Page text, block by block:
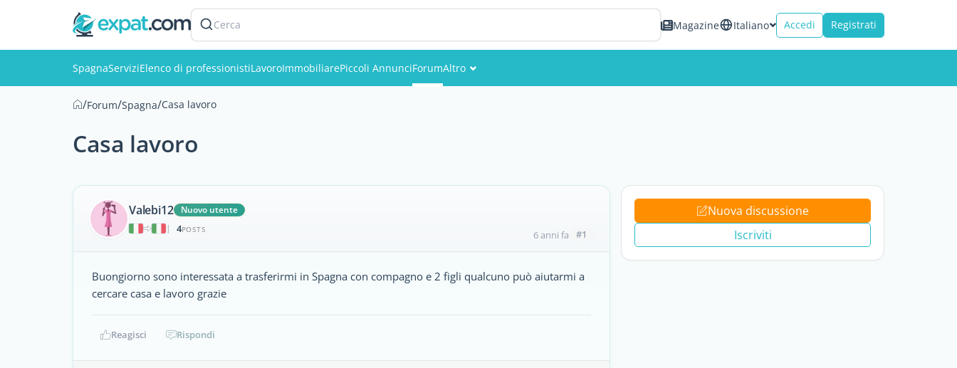
Cerca Magazine Italiano Accedi Registrati
SpagnaServiziElenco di professionistiLavoroImmobiliarePiccoli AnnunciForumAltro
/Forum/Spagna/Casa lavoro
Casa lavoro
Valebi12
Nuovo utente
|
4POSTS 6 anni fa #1
Buongiorno sono interessata a trasferirmi in Spagna con compagno e 2 figli qualcuno può aiutarmi a
cercare casa e lavoro grazie
Reagisci Rispondi
Nuova discussione
Iscriviti